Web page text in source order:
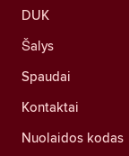
DUK
Šalys
Spaudai
Kontaktai
Nuolaidos kodas